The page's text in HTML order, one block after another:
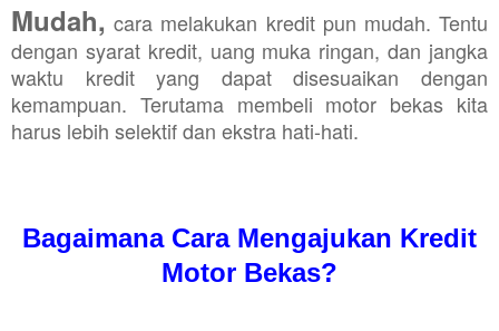
Mudah, cara melakukan kredit pun mudah. Tentu
dengan syarat kredit, uang muka ringan, dan jangka
waktu kredit yang dapat disesuaikan dengan
kemampuan. Terutama membeli motor bekas kita
harus lebih selektif dan ekstra hati-hati.
Bagaimana Cara Mengajukan Kredit
Motor Bekas?